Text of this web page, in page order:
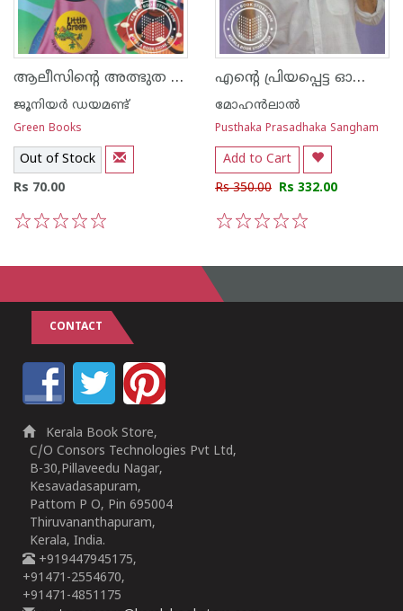
ആലീസിന്റെ അത്ഭുത ലോകം
ജൂനിയര്‍ ഡയമണ്ട്
Green Books
Out of Stock
Rs 70.00
എന്റെ പ്രിയപ്പെട്ട ഓഷോ കഥകള്‍
മോഹന്‍ലാല്‍
Pusthaka Prasadhaka Sangham
Add to Cart
Rs 350.00 Rs 332.00
CONTACT
Kerala Book Store,
C/O Consors Technologies Pvt Ltd,
B-30,Pillaveedu Nagar,
Kesavadasapuram,
Pattom P O, Pin 695004
Thiruvananthapuram,
Kerala, India.
+919447945175,
+91471-2554670,
+91471-4851175